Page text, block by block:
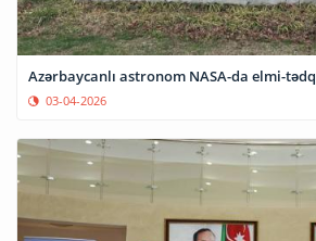
Azərbaycanlı astronom NASA-da elmi-
03-04-2026